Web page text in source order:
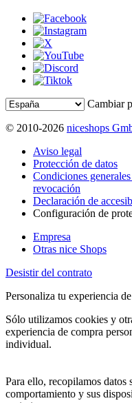
Cambiar
© 2010-2026 niceshops
Aviso legal
Protección de datos
Condiciones
revocación
Declaración de
Configuración de
Empresa
Otras nice Shops
Desistir del contrato
Personaliza tu experiencia
Sólo utilizamos cookies y
experiencia de compra
individual.
Para ello, recopilamos datos
comportamiento y sus